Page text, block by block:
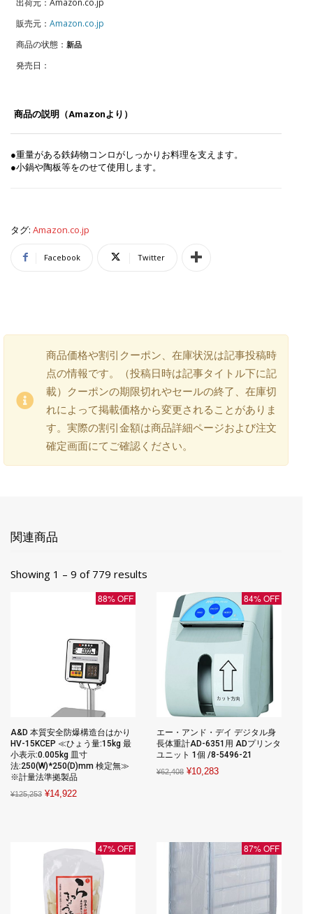
販売元： Amazon.co.jp
商品の状態： 新品
発売日：
商品の説明（Amazonより）
●重量がある鉄鋳物コンロがしっかりお料理を支えます。
●小鍋や陶板等をのせて使用します。
タグ: Amazon.co.jp
Facebook Twitter
商品価格や割引クーポン、在庫状況は記事投稿時
点の情報です。（投稿日時は記事タイトル下に記
載）クーポンの期限切れやセールの終了、在庫切
れによって掲載価格から変更されることがありま
す。実際の割引金額は商品詳細ページおよび注文
確定画面にてご確認ください。
関連商品
Showing 1 – 9 of 779 results
88% OFF
A&D 本質安全防爆構造台はかり
HV-15KCEP ≪ひょう量:15kg 最
小表示:0.005kg 皿寸
法:250(W)*250(D)mm 検定無≫
※計量法準拠製品
¥125,253 Original
¥14,922Current
84% OFF
エー・アンド・デイ デジタル身
長体重計AD-6351用 ADプリンタ
ユニット 1個 /8-5496-21
¥62,408 Original
¥10,283Current
47% OFF 87% OFF